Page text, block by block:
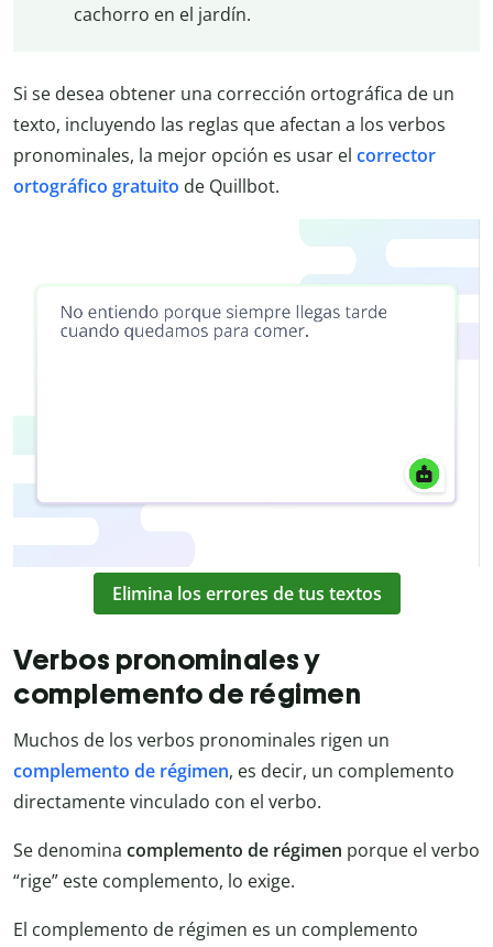
cachorro en el jardín.
Si se desea obtener una corrección ortográfica de un
texto, incluyendo las reglas que afectan a los verbos
pronominales, la mejor opción es usar el corrector
ortográfico gratuito de Quillbot.
Elimina los errores de tus textos
Verbos pronominales y
complemento de régimen
Muchos de los verbos pronominales rigen un
complemento de régimen, es decir, un complemento
directamente vinculado con el verbo.
Se denomina complemento de régimen porque el verbo
“rige” este complemento, lo exige.
El complemento de régimen es un complemento